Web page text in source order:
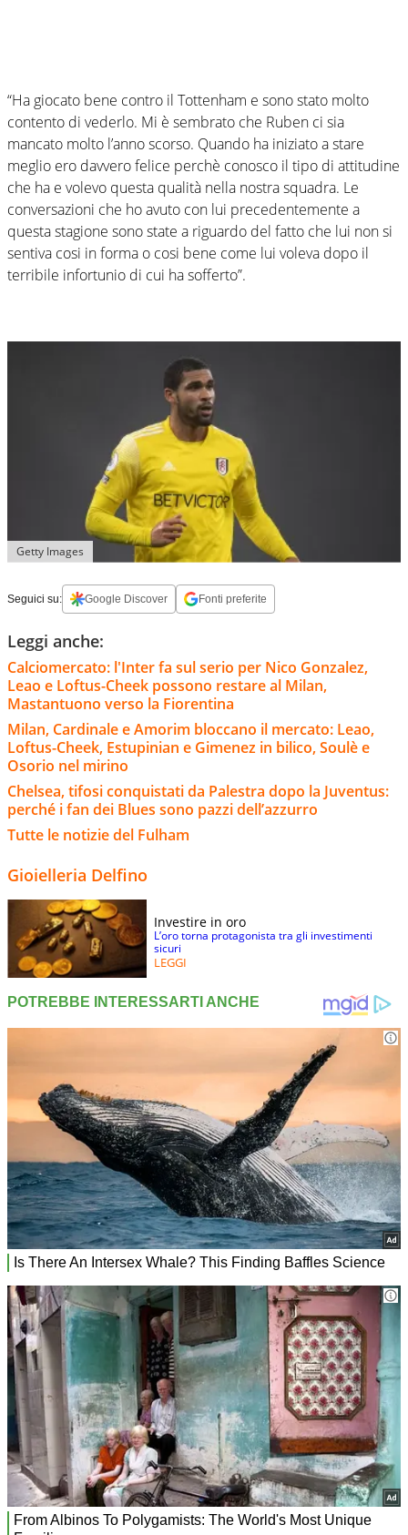
“Ha giocato bene contro il Tottenham e sono stato molto
contento di vederlo. Mi è sembrato che Ruben ci sia
mancato molto l’anno scorso. Quando ha iniziato a stare
meglio ero davvero felice perchè conosco il tipo di attitudine
che ha e volevo questa qualità nella nostra squadra. Le
conversazioni che ho avuto con lui precedentemente a
questa stagione sono state a riguardo del fatto che lui non si
sentiva cosi in forma o cosi bene come lui voleva dopo il
terribile infortunio di cui ha sofferto”.
Getty Images
Seguici su: Google Discover Fonti preferite
Leggi anche:
Calciomercato: l'Inter fa sul serio per Nico Gonzalez,
Leao e Loftus-Cheek possono restare al Milan,
Mastantuono verso la Fiorentina
Milan, Cardinale e Amorim bloccano il mercato: Leao,
Loftus-Cheek, Estupinian e Gimenez in bilico, Soulè e
Osorio nel mirino
Chelsea, tifosi conquistati da Palestra dopo la Juventus:
perché i fan dei Blues sono pazzi dell’azzurro
Tutte le notizie del Fulham
Gioielleria Delfino
Investire in oro
L’oro torna protagonista tra gli investimenti
sicuri
LEGGI